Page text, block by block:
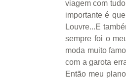
viagem com
importante é
Louvre...E
sempre foi o
moda muito
com a garota
Então meu